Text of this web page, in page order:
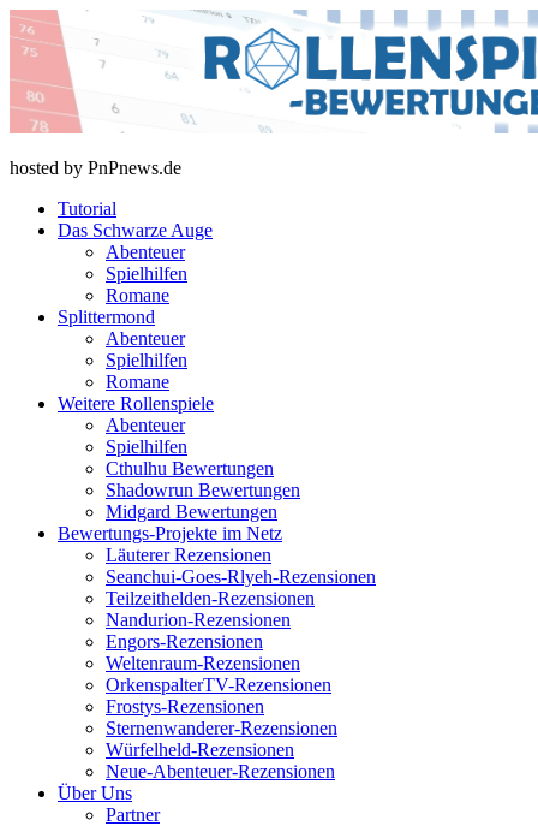
Skip
to
content
rollenspiel-bewertungen.de
hosted by PnPnews.de
Tutorial
Das Schwarze Auge
Abenteuer
Spielhilfen
Romane
Splittermond
Abenteuer
Spielhilfen
Romane
Weitere Rollenspiele
Abenteuer
Spielhilfen
Cthulhu Bewertungen
Shadowrun Bewertungen
Midgard Bewertungen
Bewertungs-Projekte im Netz
Läuterer Rezensionen
Seanchui-Goes-Rlyeh-Rezensionen
Teilzeithelden-Rezensionen
Nandurion-Rezensionen
Engors-Rezensionen
Weltenraum-Rezensionen
OrkenspalterTV-Rezensionen
Frostys-Rezensionen
Sternenwanderer-Rezensionen
Würfelheld-Rezensionen
Neue-Abenteuer-Rezensionen
Über Uns
Partner